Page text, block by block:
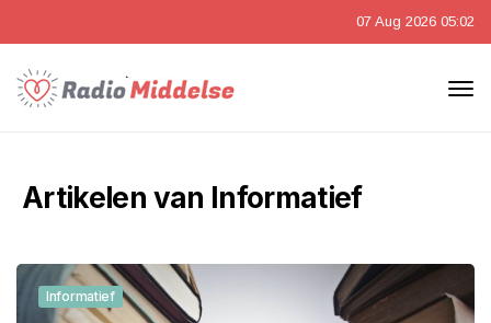
07 Aug 2026 05:02
Artikelen van Informatief
Informatief